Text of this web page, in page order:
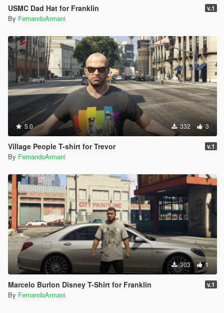
USMC Dad Hat for Franklin v.1
By FernandoArmani
5.0 332 3
Village People T-shirt for Trevor v.1
By FernandoArmani
303 1
Marcelo Burlon Disney T-Shirt for Franklin v.1
By FernandoArmani